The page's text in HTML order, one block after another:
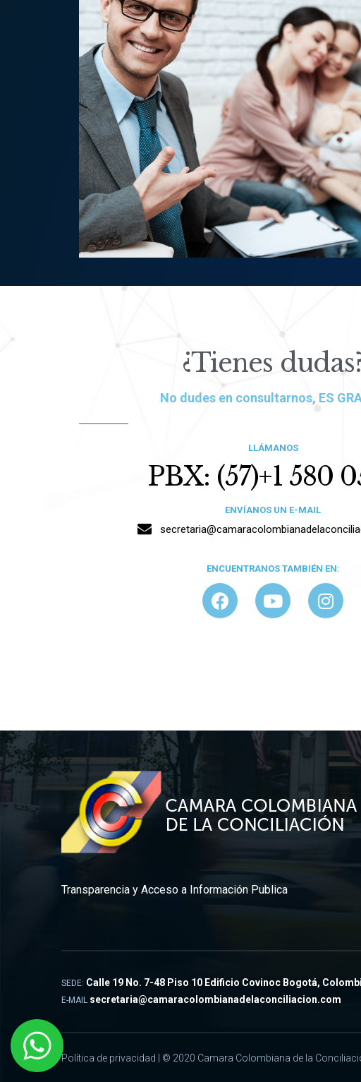
¿Tienes
No dudes en consultarnos, ES
LLÁMANOS
PBX: (57)+1 580
ENVÍANOS UN E-MAIL
ENCUENTRANOS TAMBIÉN EN:
Transparencia y Acceso a Información Publica
SEDE: Calle 19 No. 7-48 Piso 10 Edificio Covinoc Bogotá,
E-MAIL secretaria@camaracolombianadelaconciliacion.com
Política de privacidad | © 2020 Camara Colombiana de la